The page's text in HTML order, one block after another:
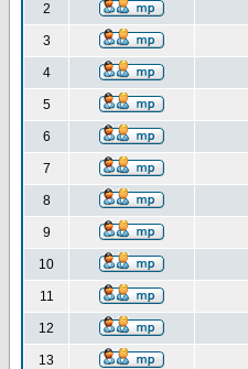
2
3
4
5
6
7
8
9
10
11
12
13